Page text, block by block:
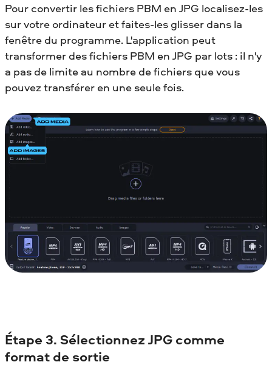
Pour convertir les fichiers PBM en JPG localisez-les
sur votre ordinateur et faites-les glisser dans la
fenêtre du programme. L'application peut
transformer des fichiers PBM en JPG par lots : il n'y
a pas de limite au nombre de fichiers que vous
pouvez transférer en une seule fois.
Étape 3. Sélectionnez JPG comme
format de sortie